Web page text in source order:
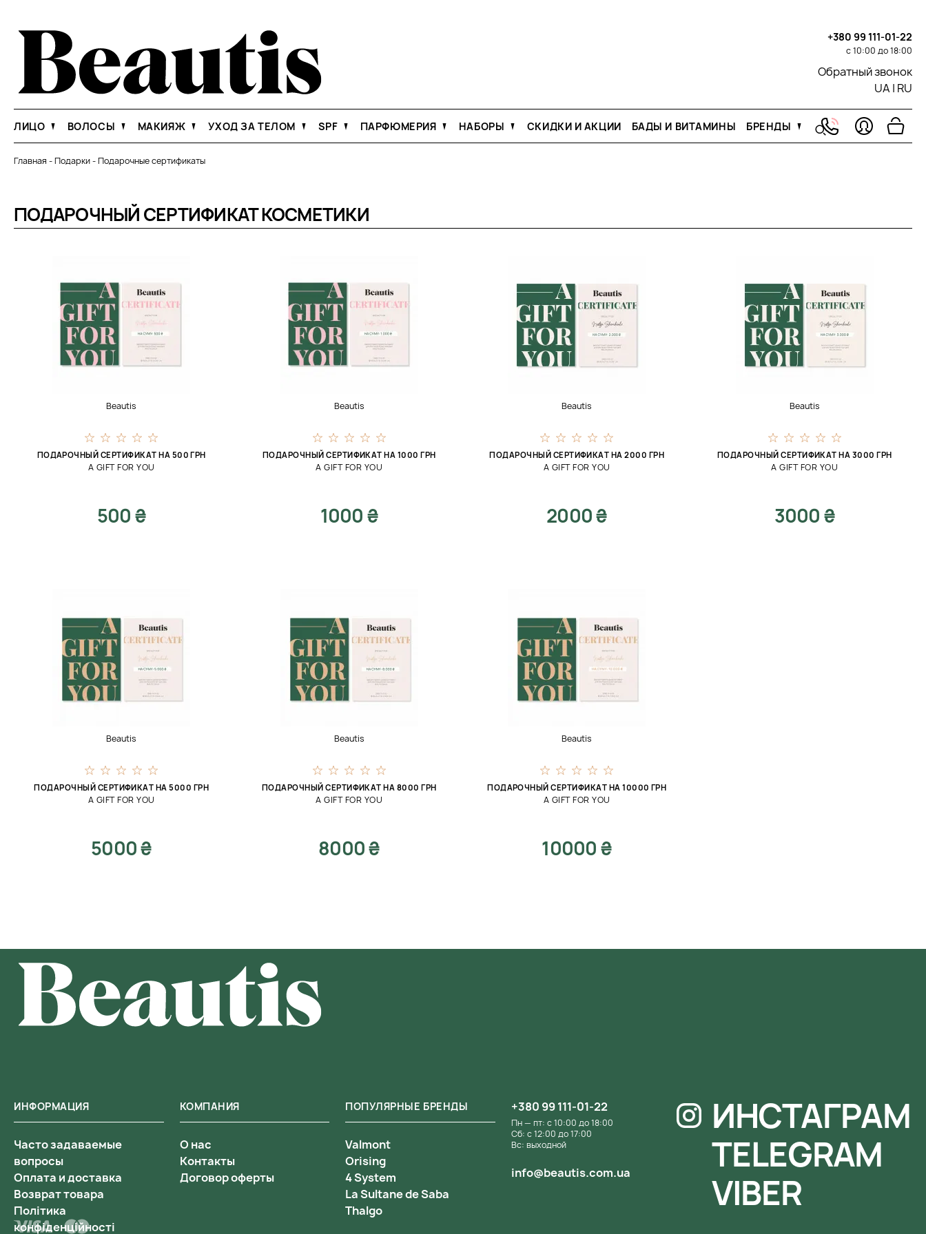
+380 99 111-01-22
с 10:00 до 18:00
Обратный звонок
UA | RU
ЛИЦО ВОЛОСЫ МАКИЯЖ УХОД ЗА ТЕЛОМ SPF ПАРФЮМЕРИЯ НАБОРЫ СКИДКИ И АКЦИИ БАДЫ И ВИТАМИНЫ БРЕНДЫ
Главная -Подарки-Подарочные сертификаты
ПОДАРОЧНЫЙ СЕРТИФИКАТ КОСМЕТИКИ
Beautis
ПОДАРОЧНЫЙ СЕРТИФИКАТ НА 500 ГРН
A GIFT FOR YOU
500 ₴
Beautis
ПОДАРОЧНЫЙ СЕРТИФИКАТ НА 1000 ГРН
A GIFT FOR YOU
1000 ₴
Beautis
ПОДАРОЧНЫЙ СЕРТИФИКАТ НА 2000 ГРН
A GIFT FOR YOU
2000 ₴
Beautis
ПОДАРОЧНЫЙ СЕРТИФИКАТ НА 3000 ГРН
A GIFT FOR YOU
3000 ₴
Beautis
ПОДАРОЧНЫЙ СЕРТИФИКАТ НА 5000 ГРН
A GIFT FOR YOU
5000 ₴
Beautis
ПОДАРОЧНЫЙ СЕРТИФИКАТ НА 8000 ГРН
A GIFT FOR YOU
8000 ₴
Beautis
ПОДАРОЧНЫЙ СЕРТИФИКАТ НА 10000 ГРН
A GIFT FOR YOU
10000 ₴
ИНФОРМАЦИЯ
Часто задаваемые
вопросы
Оплата и доставка
Возврат товара
Політика
конфіденційності
КОМПАНИЯ
О нас
Контакты
Договор оферты
ПОПУЛЯРНЫЕ БРЕНДЫ
Valmont
Orising
4 System
La Sultane de Saba
Thalgo
+380 99 111-01-22
Пн — пт: с 10:00 до 18:00
Сб: с 12:00 до 17:00
Вс: выходной
info@beautis.com.ua
ИНСТАГРАМ
TELEGRAM
VIBER